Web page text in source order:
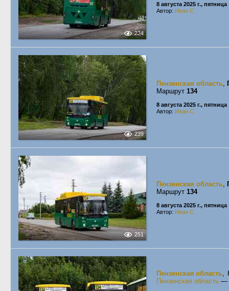
224
8 августа 2025 г., пятница
Автор: Иван С.
239
Пензенская область,
Маршрут 134
8 августа 2025 г., пятница
Автор: Иван С.
251
Пензенская область,
Маршрут 134
8 августа 2025 г., пятница
Автор: Иван С.
Пензенская область,
Пензенская область —